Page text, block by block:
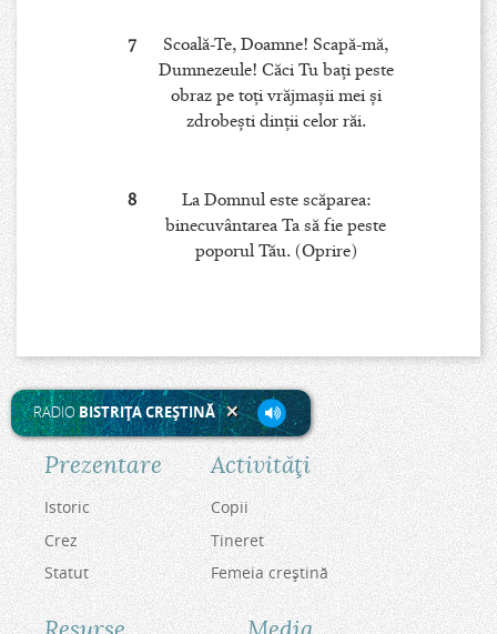
7
Scoală-Te, Doamne! Scapă-mă,
Dumnezeule! Căci Tu baţi peste
obraz pe toţi vrăjmaşii mei şi
zdrobeşti dinţii celor răi.
8
La Domnul este scăparea:
binecuvântarea Ta să fie peste
poporul Tău. (Oprire)
RADIOBISTRIŢA CREŞTINĂ
Prezentare
Istoric
Crez
Statut
Activităţi
Copii
Tineret
Femeia creştină